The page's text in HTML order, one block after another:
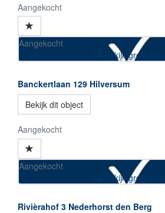
Aangekocht
Aangekocht
Bekijk grote foto's
Banckertlaan 129 Hilversum
Bekijk dit object
Aangekocht
Aangekocht
Bekijk grote foto's
Rivièrahof 3 Nederhorst den Berg